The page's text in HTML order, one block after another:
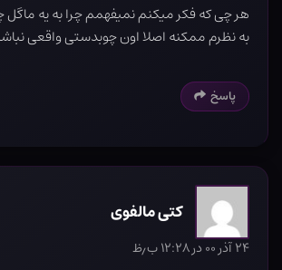
هر چی که فکر میکنم نمیفهمم چرا به یه
به نظرم ممکنه اصلا اون چوبدستی واقعی
پاسخ
کتی مالفوی
۲۴ آذر ۰۰ در ۱۲:۲۸ ب٫ظ